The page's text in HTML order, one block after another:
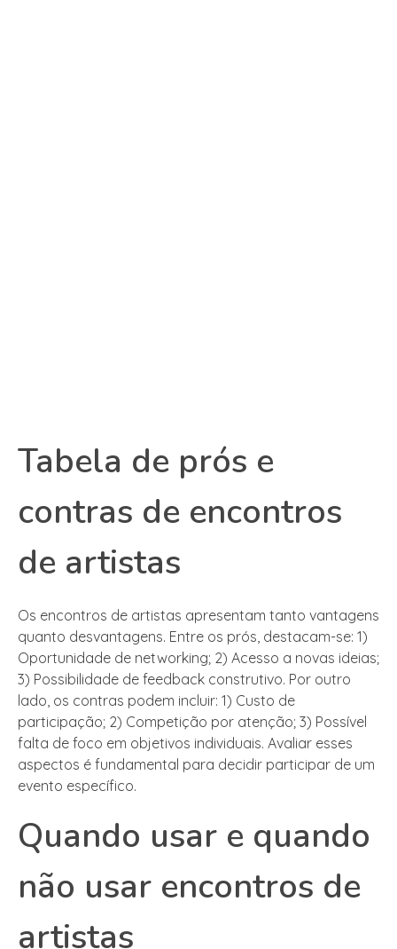
Tabela de prós e
contras de encontros
de artistas
Os encontros de artistas apresentam tanto vantagens
quanto desvantagens. Entre os prós, destacam-se: 1)
Oportunidade de networking; 2) Acesso a novas ideias;
3) Possibilidade de feedback construtivo. Por outro
lado, os contras podem incluir: 1) Custo de
participação; 2) Competição por atenção; 3) Possível
falta de foco em objetivos individuais. Avaliar esses
aspectos é fundamental para decidir participar de um
evento específico.
Quando usar e quando
não usar encontros de
artistas